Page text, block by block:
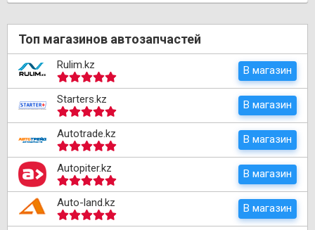
Топ магазинов автозапчастей
Rulim.kz В магазин
Starters.kz В магазин
Autotrade.kz В магазин
Autopiter.kz В магазин
Auto-land.kz В магазин